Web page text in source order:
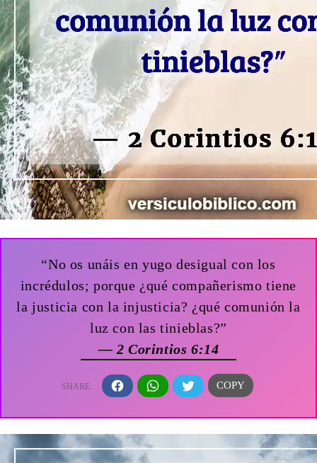
“No os unáis en yugo desigual con los
incrédulos; porque ¿qué compañerismo tiene
la justicia con la injusticia? ¿qué comunión la
luz con las tinieblas?”
— 2 Corintios 6:14